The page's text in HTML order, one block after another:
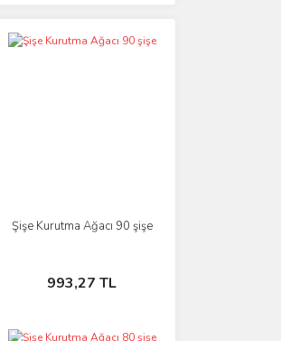
Şişe Kurutma Ağacı 90 şişe
993,27 TL
İncele
Sepete Ekle